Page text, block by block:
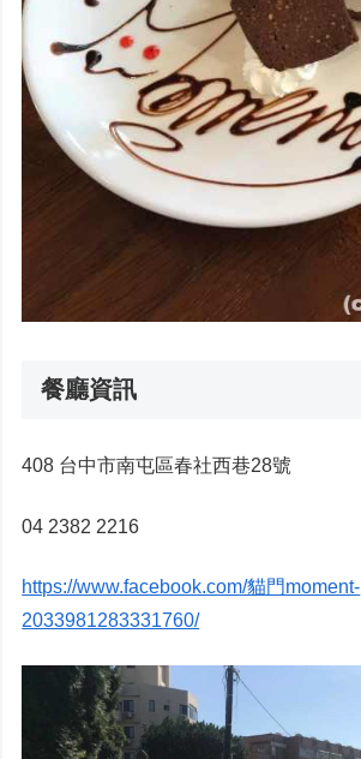
餐廳資訊
408 台中市南屯區春社西巷28號
04 2382 2216
https://www.facebook.com/貓門moment-
2033981283331760/